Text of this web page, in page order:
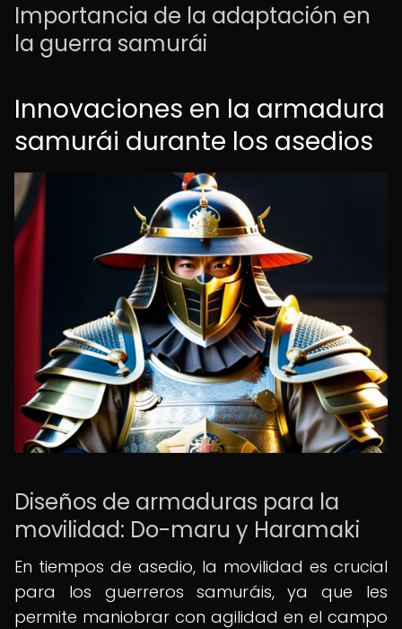
Importancia de la adaptación en
la guerra samurái
Innovaciones en la armadura
samurái durante los asedios
Diseños de armaduras para la
movilidad: Do-maru y Haramaki
En tiempos de asedio, la movilidad es crucial
para los guerreros samuráis, ya que les
permite maniobrar con agilidad en el campo